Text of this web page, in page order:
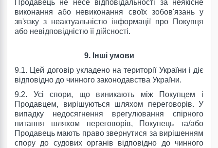
Продавець не несе відповідальності за неякісне
виконання або невиконання своїх зобов'язань у
зв'язку з неактуальністю інформації про Покупця
або невідповідністю її дійсності.
9. Інші умови
9.1. Цей договір укладено на території України і діє
відповідно до чинного законодавства України.
9.2. Усі спори, що виникають між Покупцем і
Продавцем, вирішуються шляхом переговорів. У
випадку недосягнення врегулювання спірного
питання шляхом переговорів, Покупець та/або
Продавець мають право звернутися за вирішенням
спору до судових органів відповідно до чинного